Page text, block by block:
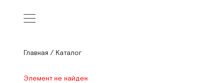
Главная / Каталог
Элемент не найден